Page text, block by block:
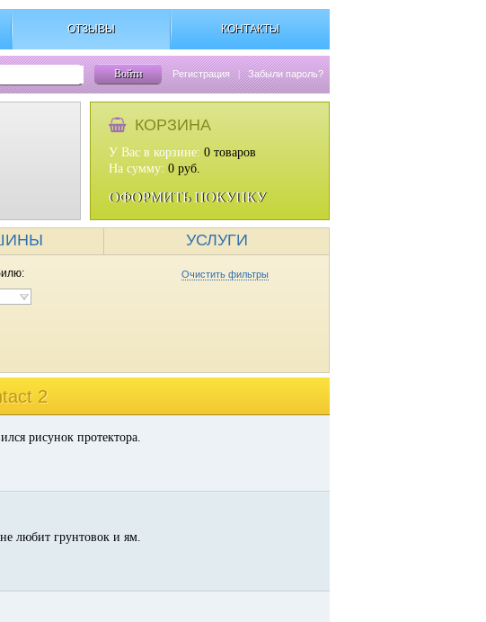
ОТЗЫВЫ КОНТАКТЫ
Войти Регистрация | Забыли пароль?
КОРЗИНА
У Вас в корзине: 0 товаров
На сумму: 0 руб.
ОФОРМИТЬ ПОКУПКУ
УСЛУГИ
Очистить фильтры
2
рисунок протектора.
любит грунтовок и ям.